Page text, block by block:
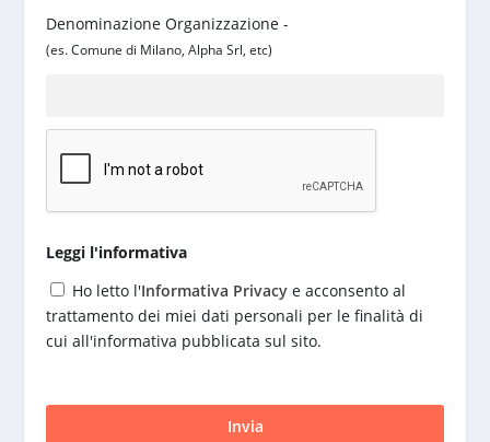
Denominazione Organizzazione -
(es. Comune di Milano, Alpha Srl, etc)
Leggi l'informativa
Ho letto l'Informativa Privacy e acconsento al
trattamento dei miei dati personali per le finalità di
cui all'informativa pubblicata sul sito.
i